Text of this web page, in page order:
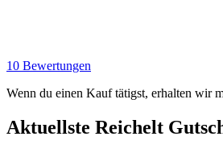
10 Bewertungen
Wenn du einen Kauf tätigst, erhalten wir
Aktuellste Reichelt